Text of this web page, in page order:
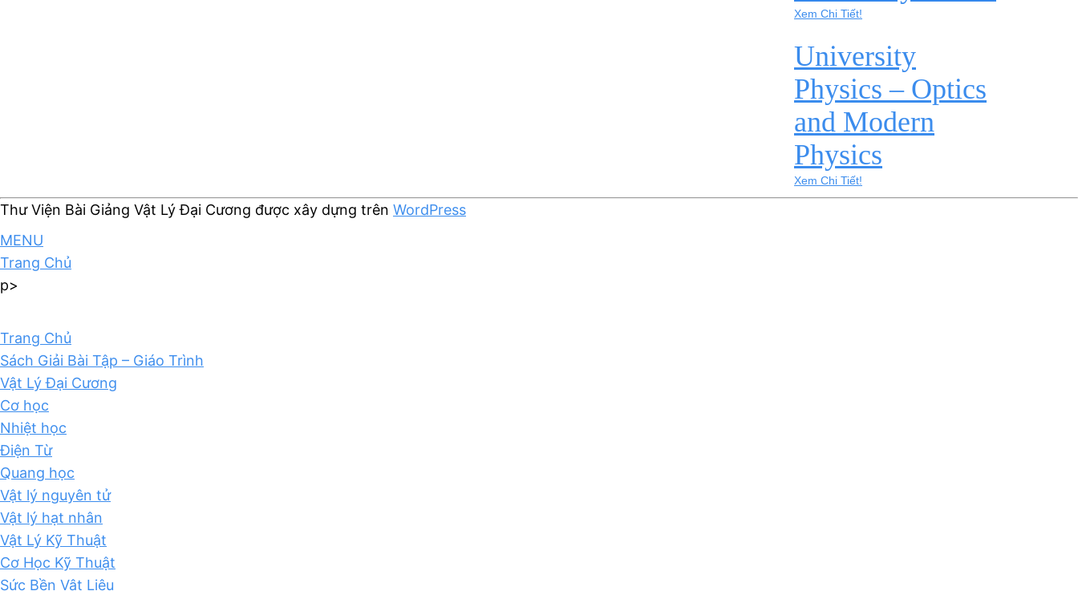
Xem Chi Tiết!
University
Physics – Optics
and Modern
Physics
Xem Chi Tiết!
Thư Viện Bài Giảng Vật Lý Đại Cương được xây dựng trên WordPress
MENU
Trang Chủ
p>
Trang Chủ
Sách Giải Bài Tập – Giáo Trình
Vật Lý Đại Cương
Cơ học
Nhiệt học
Điện Từ
Quang học
Vật lý nguyên tử
Vật lý hạt nhân
Vật Lý Kỹ Thuật
Cơ Học Kỹ Thuật
Sức Bền Vật Liệu